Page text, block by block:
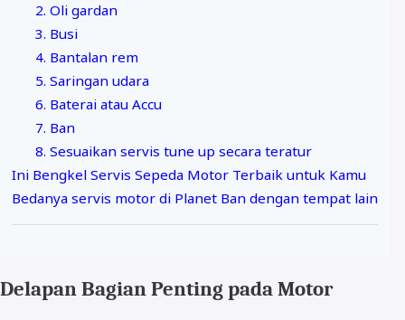
2. Oli gardan
3. Busi
4. Bantalan rem
5. Saringan udara
6. Baterai atau Accu
7. Ban
8. Sesuaikan servis tune up secara teratur
Ini Bengkel Servis Sepeda Motor Terbaik untuk Kamu
Bedanya servis motor di Planet Ban dengan tempat lain
Delapan Bagian Penting pada Motor